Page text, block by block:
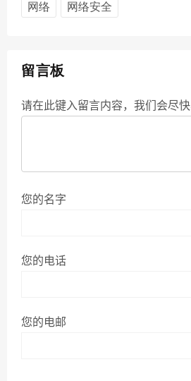
网络 网络安全
留言板
请在此键入留言内容，我们会尽
您的名字
您的电话
您的电邮